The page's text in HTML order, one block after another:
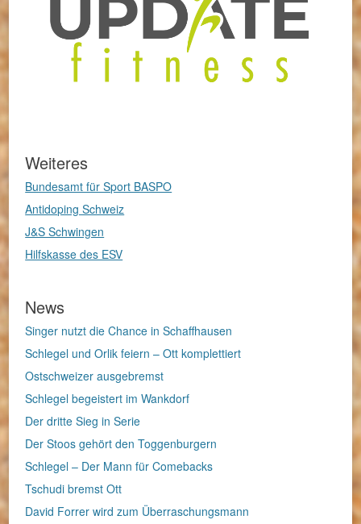
Weiteres
Bundesamt für Sport BASPO
Antidoping Schweiz
J&S Schwingen
Hilfskasse des ESV
News
Singer nutzt die Chance in Schaffhausen
Schlegel und Orlik feiern – Ott komplettiert
Ostschweizer ausgebremst
Schlegel begeistert im Wankdorf
Der dritte Sieg in Serie
Der Stoos gehört den Toggenburgern
Schlegel – Der Mann für Comebacks
Tschudi bremst Ott
David Forrer wird zum Überraschungsmann